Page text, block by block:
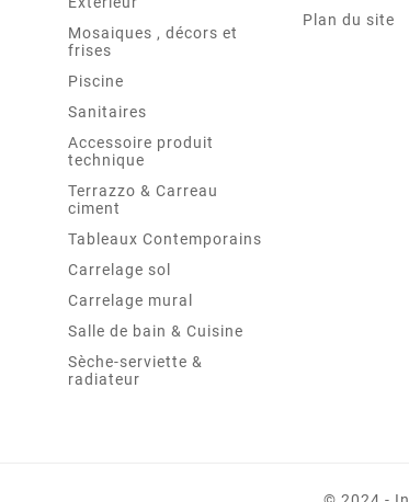
Mosaiques , décors et
frises
Piscine
Sanitaires
Accessoire produit
technique
Terrazzo & Carreau
ciment
Tableaux Contemporains
Carrelage sol
Carrelage mural
Salle de bain & Cuisine
Sèche-serviette &
radiateur
Plan du site